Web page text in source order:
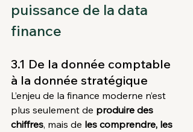
puissance de la data
finance
3.1 De la donnée comptable
à la donnée stratégique
L’enjeu de la finance moderne n’est
plus seulement de produire des
chiffres, mais de les comprendre, les